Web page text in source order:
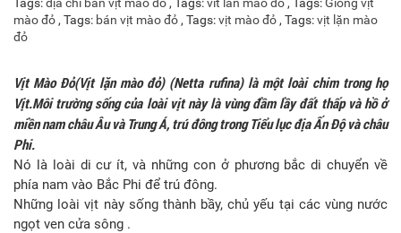
mào đỏ , Tags: bán vịt mào đỏ , Tags:vịt mào đỏ , Tags:vịt lặn mào
đỏ
Vịt Mào Đỏ(Vịt lặn mào đỏ) (Netta rufina) là một loài chim trong họ
Vịt.Môi trường sống của loài vịt này là vùng đầm lầy đất thấp và hồ ở
miền nam châu Âu và Trung Á, trú đông trong Tiểu lục địa Ấn Độ và châu
Phi.
Nó là loài di cư ít, và những con ở phương bắc di chuyển về
phía nam vào Bắc Phi để trú đông.
Những loài vịt này sống thành bầy, chủ yếu tại các vùng nước
ngọt ven cửa sông .